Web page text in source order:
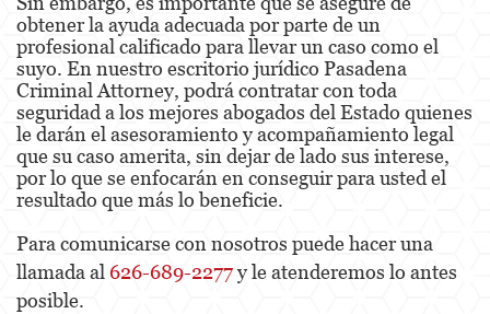
obtener la ayuda adecuada por parte de un
profesional calificado para llevar un caso como el
suyo. En nuestro escritorio jurídico Pasadena
Criminal Attorney, podrá contratar con toda
seguridad a los mejores abogados del Estado quienes
le darán el asesoramiento y acompañamiento legal
que su caso amerita, sin dejar de lado sus interese,
por lo que se enfocarán en conseguir para usted el
resultado que más lo beneficie.
Para comunicarse con nosotros puede hacer una
llamada al 626-689-2277y le atenderemos lo antes
posible.